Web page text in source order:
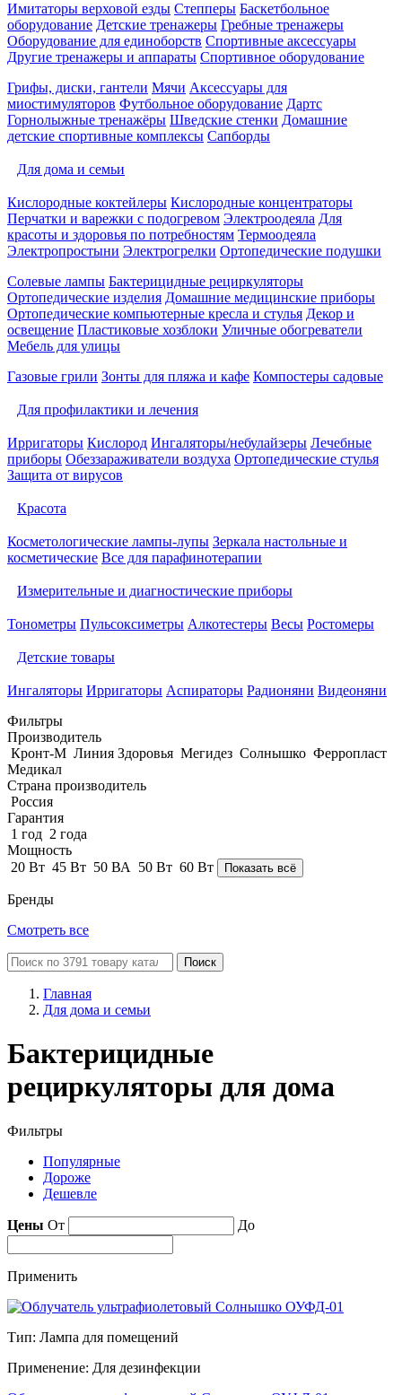
Имитаторы верховой езды Степперы Баскетбольное
оборудование Детские тренажеры Гребные тренажеры
Оборудование для единоборств Спортивные аксессуары
Другие тренажеры и аппараты Спортивное оборудование
Грифы, диски, гантели Мячи Аксессуары для
миостимуляторов Футбольное оборудование Дартс
Горнолыжные тренажёры Шведские стенки Домашние
детские спортивные комплексы Сапборды
Для дома и семьи
Кислородные коктейлеры Кислородные концентраторы
Перчатки и варежки с подогревом Электроодеяла Для
красоты и здоровья по потребностям Термоодеяла
Электропростыни Электрогрелки Ортопедические подушки
Солевые лампы Бактерицидные рециркуляторы
Ортопедические изделия Домашние медицинские приборы
Ортопедические компьютерные кресла и стулья Декор и
освещение Пластиковые хозблоки Уличные обогреватели
Мебель для улицы
Газовые грили Зонты для пляжа и кафе Компостеры садовые
Для профилактики и лечения
Ирригаторы Кислород Ингаляторы/небулайзеры Лечебные
приборы Обеззараживатели воздуха Ортопедические стулья
Защита от вирусов
Красота
Косметологические лампы-лупы Зеркала настольные и
косметические Все для парафинотерапии
Измерительные и диагностические приборы
Тонометры Пульсоксиметры Алкотестеры Весы Ростомеры
Детские товары
Ингаляторы Ирригаторы Аспираторы Радионяни Видеоняни
Фильтры
Производитель
Кронт-М Линия Здоровья Мегидез Солнышко Ферропласт
Медикал
Страна производитель
Россия
Гарантия
1 год 2 года
Мощность
20 Вт 45 Вт 50 ВА 50 Вт 60 Вт Показать всё
Бренды
Смотреть все
Поиск
Главная
Для дома и семьи
Бактерицидные
рециркуляторы для дома
Фильтры
Популярные
Дороже
Дешевле
Цены От До
Применить
Тип: Лампа для помещений
Применение: Для дезинфекции